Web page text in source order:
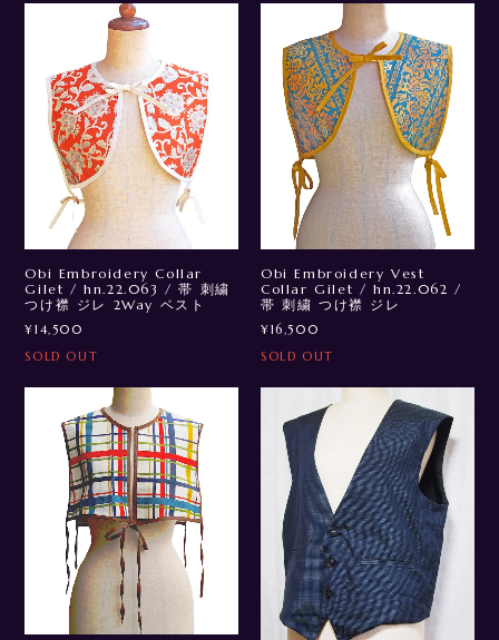
Obi Embroidery Collar
Gilet / hn.22.063 / 帯 刺繍
つけ襟 ジレ 2Way ベスト
¥14,500
SOLD OUT
Obi Embroidery Vest
Collar Gilet / hn.22.062 /
帯 刺繍 つけ襟 ジレ
¥16,500
SOLD OUT